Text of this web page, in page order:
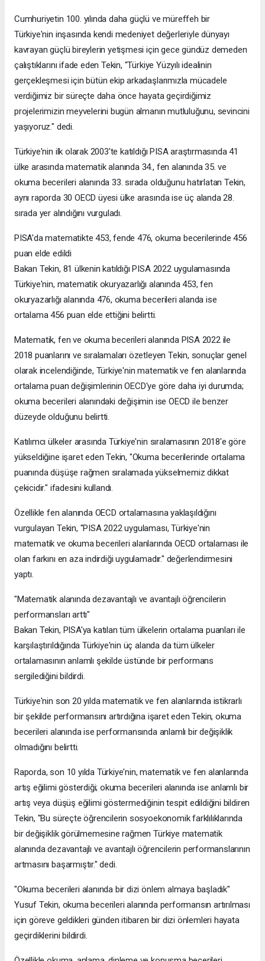
Cumhuriyetin 100. yılında daha güçlü ve müreffeh bir
Türkiye'nin inşasında kendi medeniyet değerleriyle dünyayı
kavrayan güçlü bireylerin yetişmesi için gece gündüz demeden
çalıştıklarını ifade eden Tekin, "Türkiye Yüzyılı idealinin
gerçekleşmesi için bütün ekip arkadaşlarımızla mücadele
verdiğimiz bir süreçte daha önce hayata geçirdiğimiz
projelerimizin meyvelerini bugün almanın mutluluğunu, sevincini
yaşıyoruz." dedi.
Türkiye'nin ilk olarak 2003'te katıldığı PISA araştırmasında 41
ülke arasında matematik alanında 34., fen alanında 35. ve
okuma becerileri alanında 33. sırada olduğunu hatırlatan Tekin,
aynı raporda 30 OECD üyesi ülke arasında ise üç alanda 28.
sırada yer alındığını vurguladı.
PISA'da matematikte 453, fende 476, okuma becerilerinde 456
puan elde edildi
Bakan Tekin, 81 ülkenin katıldığı PISA 2022 uygulamasında
Türkiye'nin, matematik okuryazarlığı alanında 453, fen
okuryazarlığı alanında 476, okuma becerileri alanda ise
ortalama 456 puan elde ettiğini belirtti.
Matematik, fen ve okuma becerileri alanında PISA 2022 ile
2018 puanlarını ve sıralamaları özetleyen Tekin, sonuçlar genel
olarak incelendiğinde, Türkiye'nin matematik ve fen alanlarında
ortalama puan değişimlerinin OECD'ye göre daha iyi durumda;
okuma becerileri alanındaki değişimin ise OECD ile benzer
düzeyde olduğunu belirtti.
Katılımcı ülkeler arasında Türkiye'nin sıralamasının 2018'e göre
yükseldiğine işaret eden Tekin, "Okuma becerilerinde ortalama
puanında düşüşe rağmen sıralamada yükselmemiz dikkat
çekicidir." ifadesini kullandı.
Özellikle fen alanında OECD ortalamasına yaklaşıldığını
vurgulayan Tekin, "PISA 2022 uygulaması, Türkiye'nin
matematik ve okuma becerileri alanlarında OECD ortalaması ile
olan farkını en aza indirdiği uygulamadır." değerlendirmesini
yaptı.
"Matematik alanında dezavantajlı ve avantajlı öğrencilerin
performansları arttı"
Bakan Tekin, PISA'ya katılan tüm ülkelerin ortalama puanları ile
karşılaştırıldığında Türkiye'nin üç alanda da tüm ülkeler
ortalamasının anlamlı şekilde üstünde bir performans
sergilediğini bildirdi.
Türkiye'nin son 20 yılda matematik ve fen alanlarında istikrarlı
bir şekilde performansını artırdığına işaret eden Tekin, okuma
becerileri alanında ise performansında anlamlı bir değişiklik
olmadığını belirtti.
Raporda, son 10 yılda Türkiye'nin, matematik ve fen alanlarında
artış eğilimi gösterdiği; okuma becerileri alanında ise anlamlı bir
artış veya düşüş eğilimi göstermediğinin tespit edildiğini bildiren
Tekin, "Bu süreçte öğrencilerin sosyoekonomik farklılıklarında
bir değişiklik görülmemesine rağmen Türkiye matematik
alanında dezavantajlı ve avantajlı öğrencilerin performanslarının
artmasını başarmıştır." dedi.
"Okuma becerileri alanında bir dizi önlem almaya başladık"
Yusuf Tekin, okuma becerileri alanında performansın artırılması
için göreve geldikleri günden itibaren bir dizi önlemleri hayata
geçirdiklerini bildirdi.